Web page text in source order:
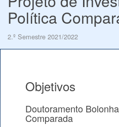
Política
2.º Semestre 2021/2022
Objetivos
Doutoramento
Comparada